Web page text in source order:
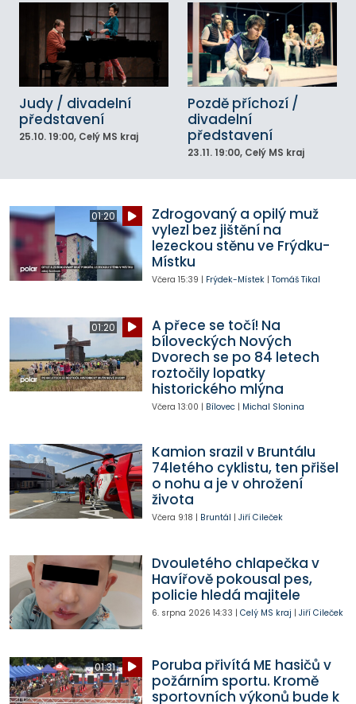
Judy / divadelní
představení
25.10. 19:00, Celý MS kraj
Pozdě příchozí /
divadelní
představení
23.11. 19:00, Celý MS kraj
01:20
Zdrogovaný a opilý muž
vylezl bez jištění na
lezeckou stěnu ve Frýdku-
Místku
Včera 15:39 | Frýdek-Místek| Tomáš Tikal
01:20
A přece se točí! Na
bíloveckých Nových
Dvorech se po 84 letech
roztočily lopatky
historického mlýna
Včera 13:00 | Bílovec| Michal Slonina
Kamion srazil v Bruntálu
74letého cyklistu, ten přišel
o nohu a je v ohrožení
života
Včera 9:18 | Bruntál | Jiří Cileček
Dvouletého chlapečka v
Havířově pokousal pes,
policie hledá majitele
6. srpna 2026 14:33 | Celý MS kraj | Jiří Cileček
01:31
Poruba přivítá ME hasičů v
požárním sportu. Kromě
sportovních výkonů bude k